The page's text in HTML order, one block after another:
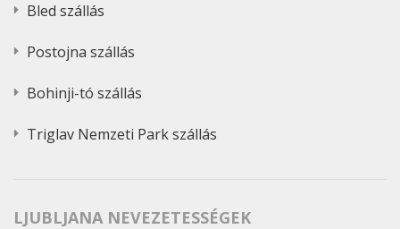
Bled szállás
Postojna szállás
Bohinji-tó szállás
Triglav Nemzeti Park szállás
LJUBLJANA NEVEZETESSÉGEK